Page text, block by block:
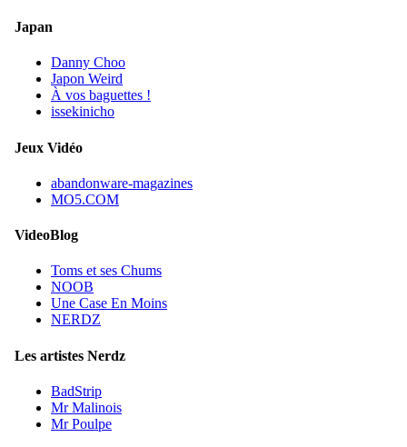
Japan
Danny Choo
Japon Weird
À vos baguettes !
issekinicho
Jeux Vidéo
abandonware-magazines
MO5.COM
VideoBlog
Toms et ses Chums
NOOB
Une Case En Moins
NERDZ
Les artistes Nerdz
BadStrip
Mr Malinois
Mr Poulpe